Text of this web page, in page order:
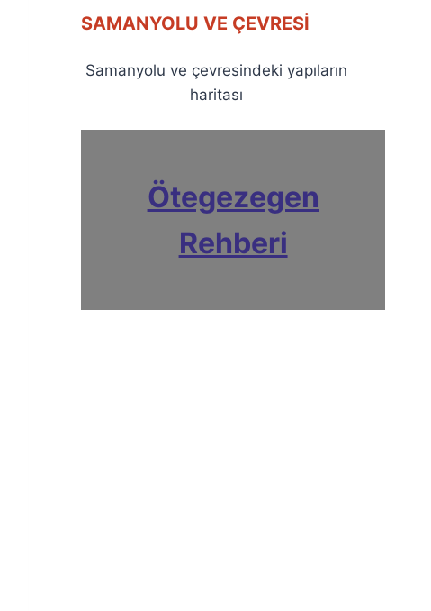
SAMANYOLU VE ÇEVRESI
Samanyolu ve çevresindeki yapıların
haritası
Ötegezegen
Rehberi